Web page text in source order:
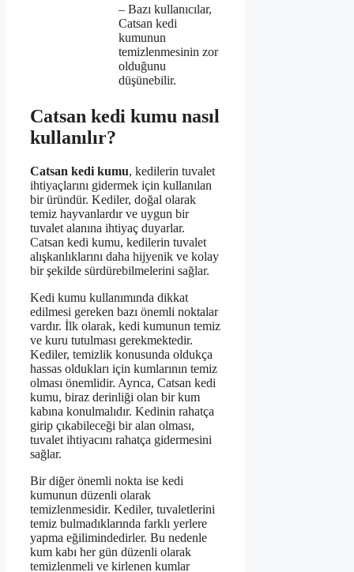
– Bazı kullanıcılar,
Catsan kedi
kumunun
temizlenmesinin zor
olduğunu
düşünebilir.
Catsan kedi kumu nasıl
kullanılır?
Catsan kedi kumu, kedilerin tuvalet
ihtiyaçlarını gidermek için kullanılan
bir üründür. Kediler, doğal olarak
temiz hayvanlardır ve uygun bir
tuvalet alanına ihtiyaç duyarlar.
Catsan kedi kumu, kedilerin tuvalet
alışkanlıklarını daha hijyenik ve kolay
bir şekilde sürdürebilmelerini sağlar.
Kedi kumu kullanımında dikkat
edilmesi gereken bazı önemli noktalar
vardır. İlk olarak, kedi kumunun temiz
ve kuru tutulması gerekmektedir.
Kediler, temizlik konusunda oldukça
hassas oldukları için kumlarının temiz
olması önemlidir. Ayrıca, Catsan kedi
kumu, biraz derinliği olan bir kum
kabına konulmalıdır. Kedinin rahatça
girip çıkabileceği bir alan olması,
tuvalet ihtiyacını rahatça gidermesini
sağlar.
Bir diğer önemli nokta ise kedi
kumunun düzenli olarak
temizlenmesidir. Kediler, tuvaletlerini
temiz bulmadıklarında farklı yerlere
yapma eğilimindedirler. Bu nedenle
kum kabı her gün düzenli olarak
temizlenmeli ve kirlenen kumlar